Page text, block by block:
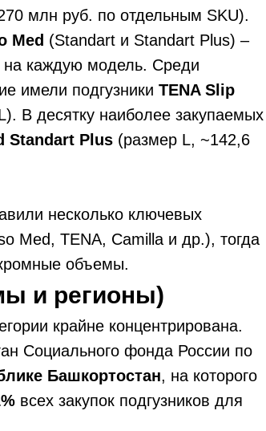
млн руб. по отдельным SKU).
Med (Standart и Standart Plus) –
на каждую модель. Среди
имели подгузники TENA Slip
В десятку наиболее закупаемых
Standart Plus (размер L, ~142,6
несколько ключевых
Med, TENA, Camilla и др.), тогда
объемы.
и регионы)
крайне концентрирована.
Социального фонда России по
Башкортостан, на которого
всех закупок подгузников для